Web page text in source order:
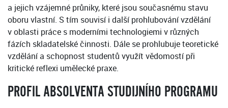
a jejich vzájemné průniky, které jsou současnému stavu
oboru vlastní. S tím souvisí i další prohlubování vzdělání
v oblasti práce s moderními technologiemi v různých
fázích skladatelské činnosti. Dále se prohlubuje teoretické
vzdělání a schopnost studentů využít vědomostí při
kritické reflexi umělecké praxe.
PROFIL ABSOLVENTA STUDIJNÍHO PROGRAMU